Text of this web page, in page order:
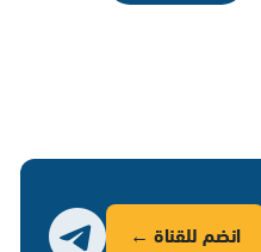
انضم للقناة ←